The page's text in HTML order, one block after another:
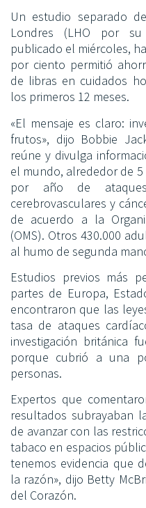
Un estudio separado
Londres (LHO por
publicado el miércoles,
por ciento permitió
de libras en cuidados
los primeros 12 meses.
«El mensaje es claro:
frutos», dijo Bobbie
reúne y divulga
el mundo, alrededor de
por año de
cerebrovasculares y
de acuerdo a la
(OMS). Otros 430.000
al humo de segunda
Estudios previos más
partes de Europa,
encontraron que las
tasa de ataques
investigación británica
porque cubrió a una
personas.
Expertos que
resultados subrayaban
de avanzar con las
tabaco en espacios
tenemos evidencia que
la razón», dijo Betty
del Corazón.